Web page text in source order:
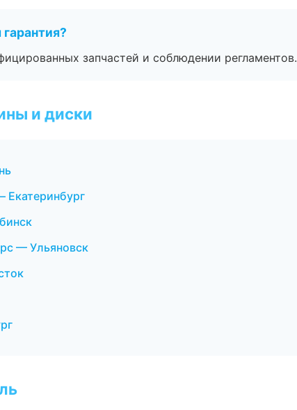
запчастей и соблюдении регламентов.
и диски
Екатеринбург
— Ульяновск